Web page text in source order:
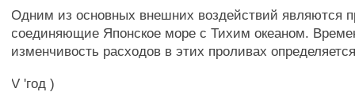
Одним из основных внешних воздействий являются
соединяющие Японское море с Тихим океаном.
изменчивость расходов в этих проливах
V 'год )